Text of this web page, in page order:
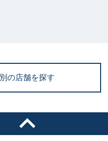
別の店舗を探す